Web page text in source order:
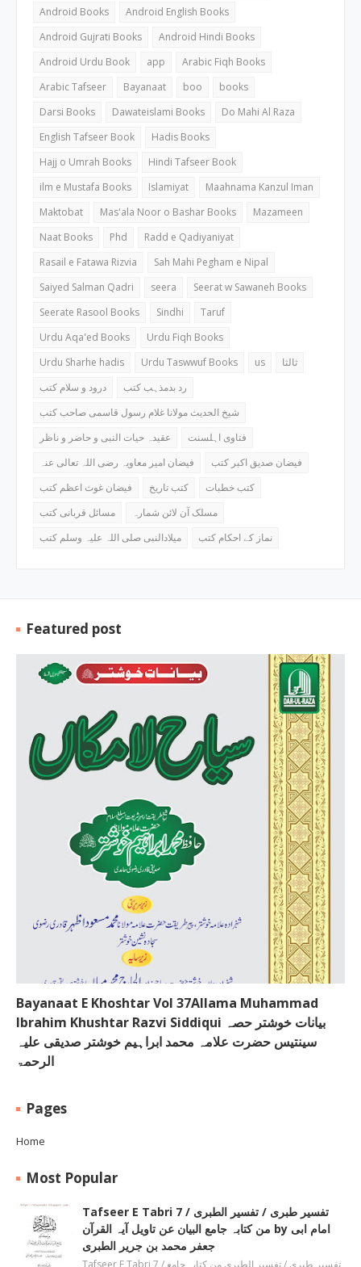
Android Books
Android English Books
Android Gujrati Books
Android Hindi Books
Android Urdu Book
app
Arabic Fiqh Books
Arabic Tafseer
Bayanaat boo
books
Darsi Books
Dawateislami Books
Do Mahi Al Raza
English Tafseer Book
Hadis Books
Hajj o Umrah Books
Hindi Tafseer Book
ilm e Mustafa Books
Islamiyat
Maahnama Kanzul Iman
Maktobat
Mas'ala Noor o Bashar Books
Mazameen
Naat Books
Phd
Radd e Qadiyaniyat
Rasail e Fatawa Rizvia
Sah Mahi Pegham e Nipal
Saiyed Salman Qadri
seera
Seerat w Sawaneh Books
Seerate Rasool Books
Sindhi
Taruf
Urdu Aqa'ed Books
Urdu Fiqh Books
Urdu Sharhe hadis
Urdu Taswwuf Books us
ثالثا
درود و سلام کتب
رد بدمذہب کتب
شیخ الحدیث مولانا غلام رسول قاسمی صاحب کتب
عقیدہ حیات النبی و حاضر و ناظر
فتاوی اہلسنت
فیضان امیر معاویہ رضی اللہ تعالی عنہ
فیضان صدیق اکبر کتب
فیضان غوث اعظم کتب
کتب تاریخ
کتب خطبات
مسائل قربانی کتب
مسلک آن لائن شمارہ
میلادالنبی صلی اللہ علیہ وسلم کتب
نماز کے احکام کتب
Featured post
Bayanaat E Khoshtar Vol 37Allama Muhammad
Ibrahim Khushtar Razvi Siddiqui بیانات خوشتر حصہ
سینتیس حضرت علامہ محمد ابراہیم خوشتر صدیقی علیہ
الرحمۃ
Pages
Home
Most Popular
Tafseer E Tabri 7 / تفسیر طبری / تفسیر الطبری
من کتابہ جامع البیان عن تاویل آیہ القرآن by امام ابی
جعفر محمد بن جریر الطبری
Tafseer E Tabri 7 / تفسیر طبری / تفسیر الطبری من کتابہ جامع